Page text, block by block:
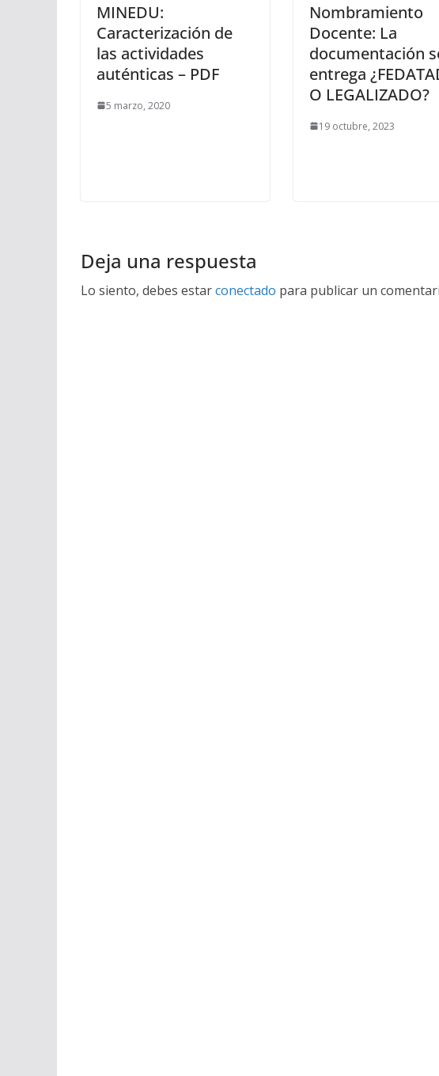
MINEDU:
Caracterización de
las actividades
auténticas – PDF
5 marzo, 2020
Nombramiento
Docente: La
documentación
entrega
O LEGALIZADO?
19 octubre, 2023
Deja una respuesta
Lo siento, debes estarconectado para publicar un